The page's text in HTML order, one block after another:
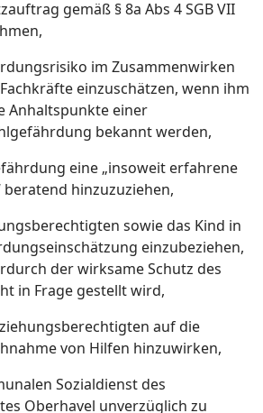
gemäß § 8a Abs 4 SGB VII
im Zusammenwirken
einzuschätzen, wenn ihm
Anhaltspunkte einer
bekannt werden,
eine „insoweit erfahrene
beratend hinzuzuziehen,
sowie das Kind in
einzubeziehen,
der wirksame Schutz des
in Frage gestellt wird,
auf die
von Hilfen hinzuwirken,
Sozialdienst des
Oberhavel unverzüglich zu